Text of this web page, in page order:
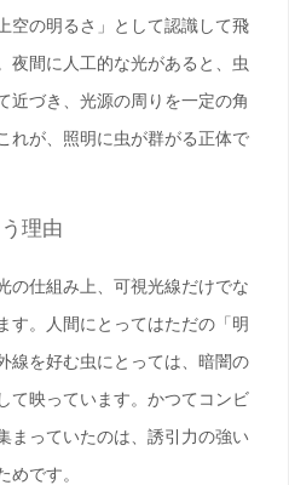
空の明るさ」として認識して飛
夜間に人工的な光があると、虫
近づき、光源の周りを一定の角
れが、照明に虫が群がる正体で
理由
の仕組み上、可視光線だけでな
す。人間にとってはただの「明
線を好む虫にとっては、暗闇の
て映っています。かつてコンビ
まっていたのは、誘引力の強い
めです。